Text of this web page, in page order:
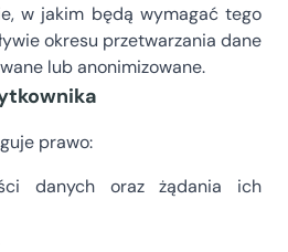
w jakim będą wymagać tego
okresu przetwarzania dane
lub anonimizowane.
prawo:
danych oraz żądania ich